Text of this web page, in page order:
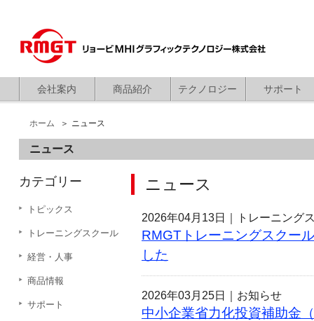
会社案内 商品紹介 テクノロジー サポート
ホーム ニュース
ニュース
ニュース
2026年04月13日｜ トレーニング
RMGTトレーニングスクー
した
2026年03月25日｜ お知らせ
中小企業省力化投資補助金
カテゴリー
トピックス
トレーニングスクール
経営・人事
商品情報
サポート